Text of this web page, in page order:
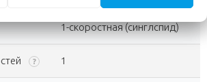
1-скоростная (синглспид)
? 1